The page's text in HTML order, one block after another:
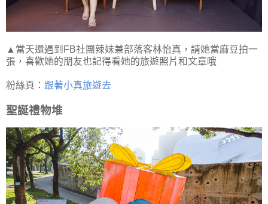
▲當天還遇到FB社團辣妹兼部落客林怡真，請她當麻豆拍一
張，喜歡她的朋友也記得看她的旅遊照片和文章哦
粉絲頁： 跟著小真旅遊去
聖誕禮物堆